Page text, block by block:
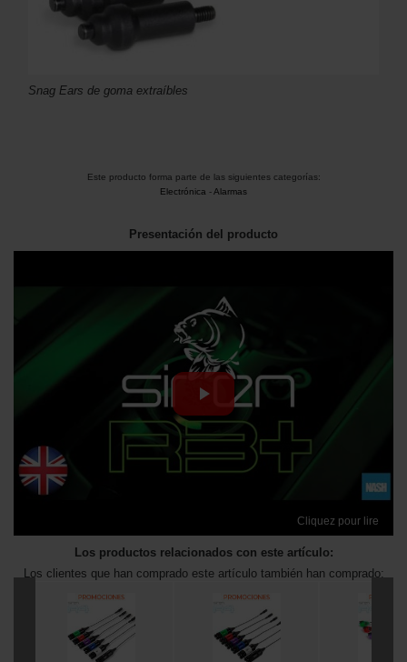
Snag Ears de goma extraíbles
Este producto forma parte de las siguientes categorías:
Electrónica -Alarmas
Presentación del producto
Cliquez pour lire
Los productos relacionados con este artículo:
Los clientes que han comprado este artículo también han comprado: